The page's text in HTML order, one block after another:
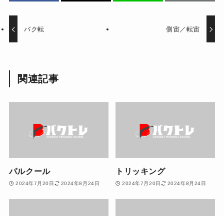
バク転 側宙／転宙
関連記事
パルクール
2024年7月20日 2024年8月24日
トリッキング
2024年7月20日 2024年8月24日